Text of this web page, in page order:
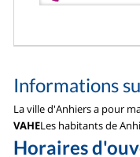
Informations
La ville d'Anhiers a pour
VAHELes habitants de
Horaires